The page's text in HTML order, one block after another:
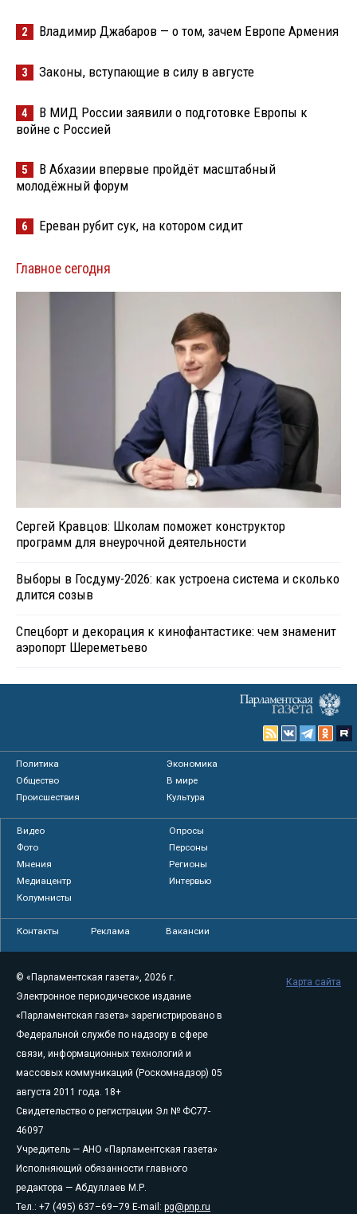
2 Владимир Джабаров — о том, зачем Европе Армения
3 Законы, вступающие в силу в августе
4
В МИД России заявили о подготовке Европы к
войне с Россией
5
В Абхазии впервые пройдёт масштабный
молодёжный форум
6 Ереван рубит сук, на котором сидит
Главное сегодня
Сергей Кравцов: Школам поможет конструктор
программ для внеурочной деятельности
Выборы в Госдуму-2026: как устроена система и сколько
длится созыв
Спецборт и декорация к кинофантастике: чем знаменит
аэропорт Шереметьево
Политика
Экономика
Общество
В мире
Происшествия
Культура
Видео
Опросы
Фото
Персоны
Мнения
Регионы
Медиацентр
Интервью
Колумнисты
Контакты Реклама Вакансии
© «Парламентская газета», 2026 г.
Электронное периодическое издание
«Парламентская газета» зарегистрировано в
Федеральной службе по надзору в сфере
связи, информационных технологий и
массовых коммуникаций (Роскомнадзор) 05
августа 2011 года. 18+
Свидетельство о регистрации Эл № ФС77-
46097
Учредитель — АНО «Парламентская газета»
Исполняющий обязанности главного
редактора — Абдуллаев М.Р.
Тел.: +7 (495) 637–69–79 E-mail: pg@pnp.ru
Карта сайта